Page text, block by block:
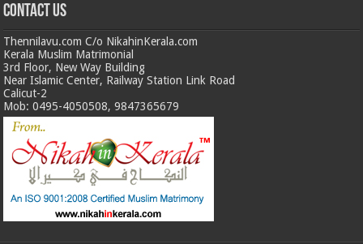
Contact us
Thennilavu.com C/o NikahinKerala.com
Kerala Muslim Matrimonial
3rd Floor, New Way Building
Near Islamic Center, Railway Station Link Road
Calicut-2
Mob: 0495-4050508, 9847365679